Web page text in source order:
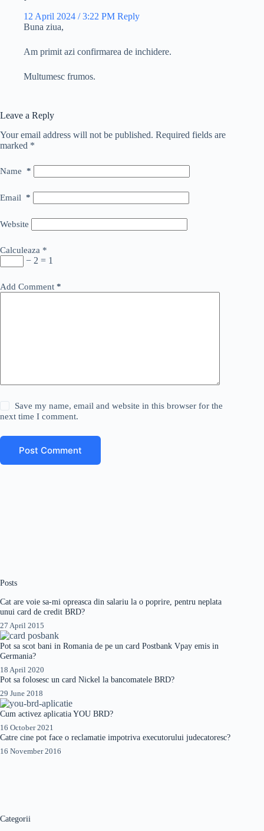
12 April 2024 / 3:22 PM Reply
Buna ziua,
Am primit azi confirmarea de inchidere.
Multumesc frumos.
Leave a Reply
Your email address will not be published. Required fields are
marked *
Name *
Email *
Website
Calculeaza *
− 2 = 1
Add Comment *
Save my name, email and website in this browser for the
next time I comment.
Post Comment
Posts
Cat are voie sa-mi opreasca din salariu la o poprire, pentru neplata
unui card de credit BRD?
27 April 2015
Pot sa scot bani in Romania de pe un card Postbank Vpay emis in
Germania?
18 April 2020
Pot sa folosesc un card Nickel la bancomatele BRD?
29 June 2018
Cum activez aplicatia YOU BRD?
16 October 2021
Catre cine pot face o reclamatie impotriva executorului judecatoresc?
16 November 2016
Categorii